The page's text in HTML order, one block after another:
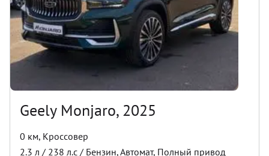
Geely Monjaro, 2025
0 км, Кроссовер
2.3 л / 238 л.с / Бензин,Автомат, Полный привод